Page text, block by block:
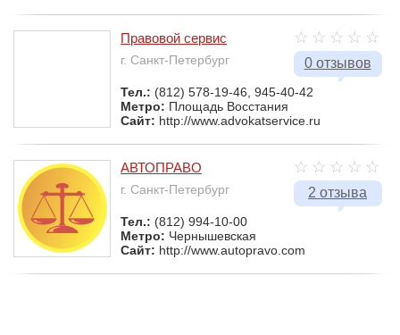
0 отзывов
Правовой сервис
г. Санкт-Петербург
Тел.: (812) 578-19-46, 945-40-42
Метро: Площадь Восстания
Сайт: http://www.advokatservice.ru
2 отзыва
АВТОПРАВО
г. Санкт-Петербург
Тел.: (812) 994-10-00
Метро: Чернышевская
Сайт: http://www.autopravo.com